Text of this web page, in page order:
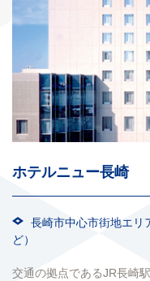
ホテルニュー長崎
長崎市中心市街地エリ
ど）
交通の拠点であるJR長崎